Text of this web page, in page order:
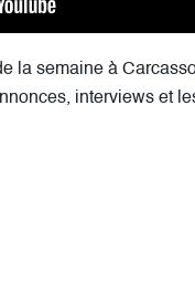
la semaine à
interviews et